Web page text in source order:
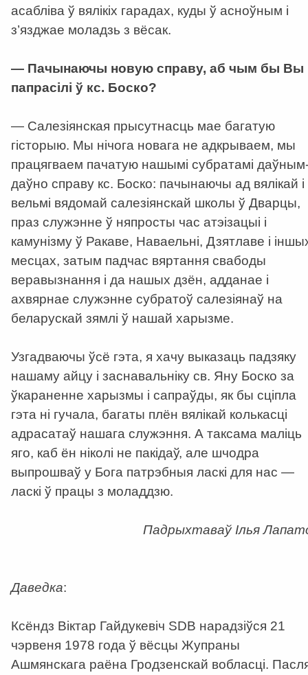
асабліва ў вялікіх гарадах, куды ў асноўным і
з’язджае моладзь з вёсак.
— Пачынаючы новую справу, аб чым бы Вы
папрасілі ў кс. Боско?
— Салезіянская прысутнасць мае багатую
гісторыю. Мы нічога новага не адкрываем, мы
працягваем пачатую нашымі субратамі
даўно справу кс. Боско: пачынаючы ад вялікай і
вельмі вядомай салезіянскай школы ў Дварцы,
праз служэнне ў няпросты час атэізацыі і
камунізму ў Ракаве, Наваельні, Дзятлаве і
месцах, затым падчас вяртання свабоды
веравызнання і да нашых дзён, адданае і
ахвярнае служэнне субратоў салезіянаў на
беларускай зямлі ў нашай харызме.
Узгадваючы ўсё гэта, я хачу выказаць падзяку
нашаму айцу і заснавальніку св. Яну Боско за
ўкараненне харызмы і сапраўды, як бы сціпла
гэта ні гучала, багаты плён вялікай колькасці
адрасатаў нашага служэння. А таксама маліць
яго, каб ён ніколі не пакідаў, але шчодра
выпрошваў у Бога патрэбныя ласкі для нас —
ласкі ў працы з моладдзю.
Падрыхтаваў Ілья
Даведка:
Ксёндз Віктар Гайдукевіч SDB нарадзіўся 21
чэрвеня 1978 года ў вёсцы Жупраны
Ашмянскага раёна Гродзенскай вобласці.